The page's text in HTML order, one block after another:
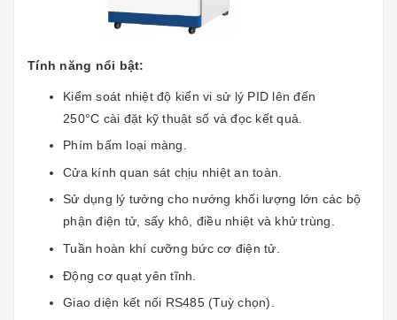
Tính năng nổi bật:
Kiểm soát nhiệt độ kiển vi sử lý PID lên đến
250°C cài đặt kỹ thuật số và đọc kết quả.
Phím bấm loại màng.
Cửa kính quan sát chịu nhiệt an toàn.
Sử dụng lý tưởng cho nướng khối lượng lớn các bộ
phận điện tử, sấy khô, điều nhiệt và khử trùng.
Tuần hoàn khí cưỡng bức cơ điện tử.
Động cơ quạt yên tĩnh.
Giao diện kết nối RS485 (Tuỳ chọn).